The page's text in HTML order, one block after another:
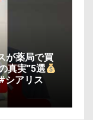
が薬局で買
真実”5選
シアリス